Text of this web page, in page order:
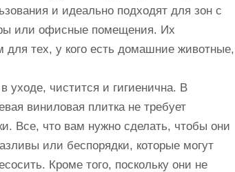
и идеально подходят для зон с
или офисные помещения. Их
для тех, у кого есть домашние животные,
уходе, чистится и гигиенична. В
виниловая плитка не требует
Все, что вам нужно сделать, чтобы они
или беспорядки, которые могут
Кроме того, поскольку они не